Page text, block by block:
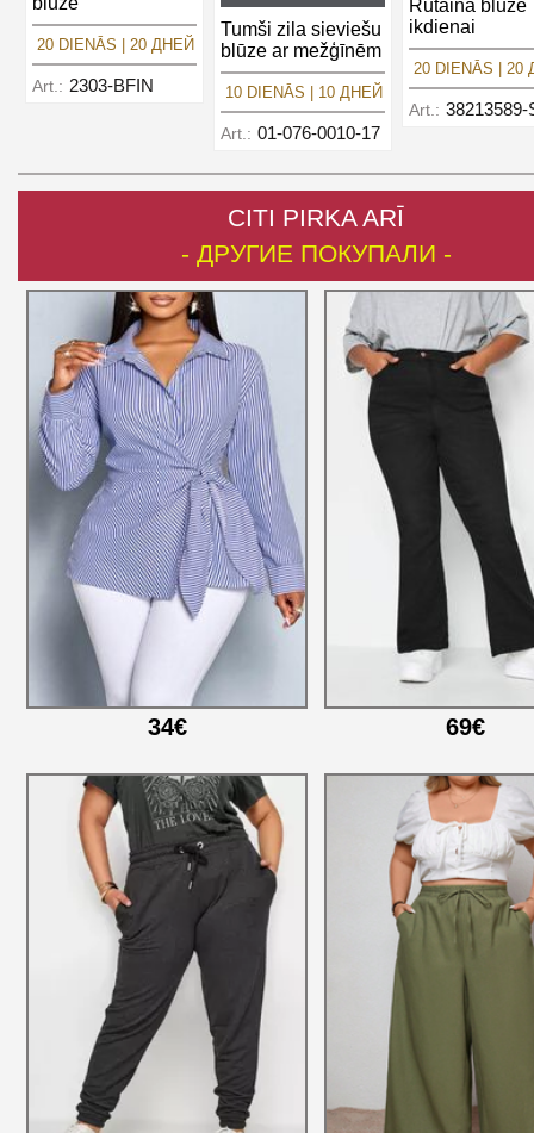
20 DIENĀS | 20 ДНЕЙ
Art.: 2303-BFIN
Tumši zila sieviešu
blūze ar mežģīnēm
10 DIENĀS | 10 ДНЕЙ
Art.: 01-076-0010-17
Rūtaina blūze
ikdienai
20 DIENĀS | 20
Art.: 38213589-
CITI PIRKA ARĪ
- ДРУГИЕ ПОКУПАЛИ -
34€ 69€